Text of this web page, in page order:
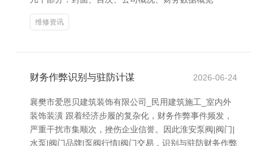
维修资讯
财务作弊识别与驻防计谋 2026-06-24
襄樊市爱恩贝建筑装饰有限公司_民用建筑施工_室内外
装饰装潢 跟着经济步履的复杂化，财务作弊事件频发，
严重干扰市集顺次，挫伤企业信誉。因此淮安泵阀|阀门|
水泵|阀门品牌|泵阀行情|阀门交易，识别与驻防财务作弊